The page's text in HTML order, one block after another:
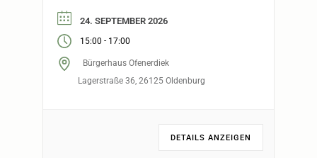
möchten. Gemeinsam lachen, erzählen,
genießen…
…weil das Leben schöner
ist, wenn man es teilt.
nicht […]
24. SEPTEMBER 2026
15:00 - 17:00
Bürgerhaus Ofenerdiek
Lagerstraße 36, 26125 Oldenburg
DETAILS ANZEIGEN